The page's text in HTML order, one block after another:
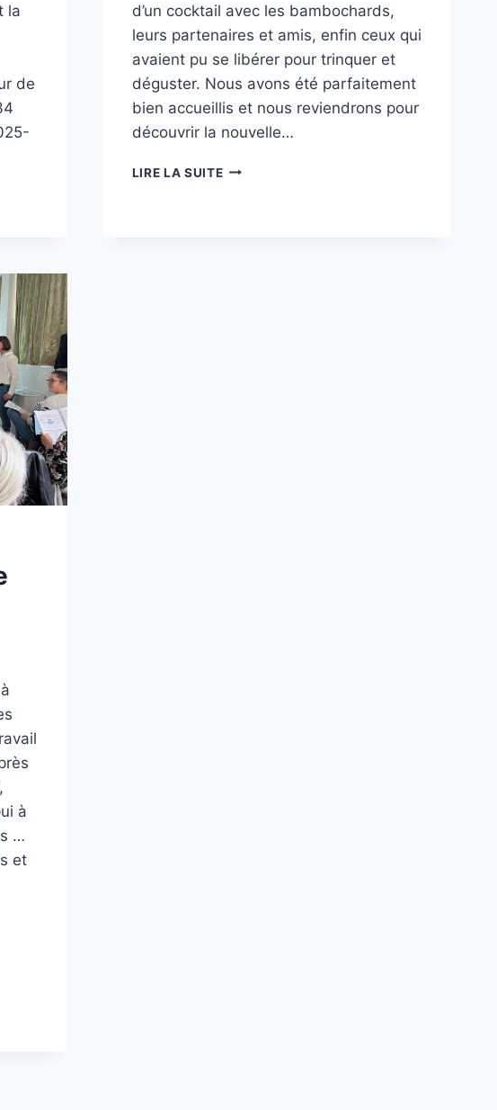
la
de
d’un cocktail avec les bambochards,
leurs partenaires et amis, enfin ceux qui
avaient pu se libérer pour trinquer et
déguster. Nous avons été parfaitement
bien accueillis et nous reviendrons pour
découvrir la nouvelle…
LIRE LA SUITEBAMBOCHE
à
…
et